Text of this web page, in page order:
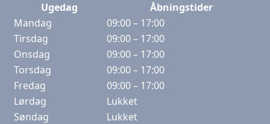
Ugedag
Åbningstider
Mandag
09:00 – 17:00
Tirsdag
09:00 – 17:00
Onsdag
09:00 – 17:00
Torsdag
09:00 – 17:00
Fredag
09:00 – 17:00
Lørdag
Lukket
Søndag
Lukket